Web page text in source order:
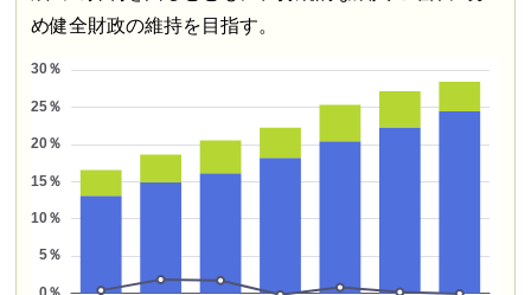
め健全財政の維持を目指す。